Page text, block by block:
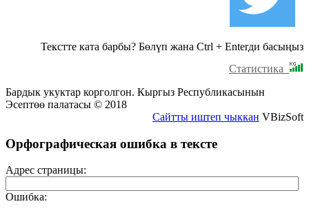
Текстте ката барбы? Бөлүп жана Ctrl + Enterди басыңыз
Статистика
Бардык укуктар корголгон. Кыргыз Республикасынын
Эсептөө палатасы © 2018
Сайтты иштеп чыккан VBizSoft
Орфографическая ошибка в тексте
Адрес страницы:
Ошибка: